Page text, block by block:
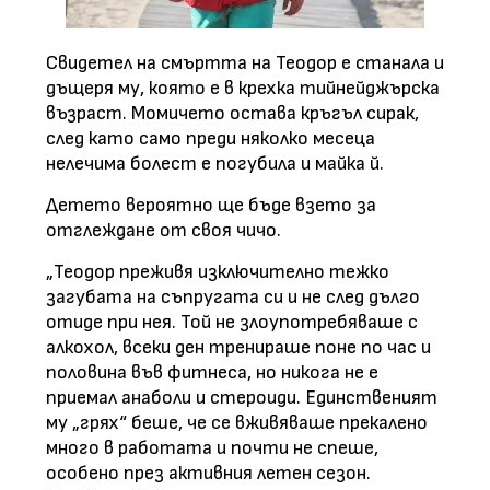
Свидетел на смъртта на Теодор е станала и
дъщеря му, която е в крехка тийнейджърска
възраст. Момичето остава кръгъл сирак,
след като само преди няколко месеца
нелечима болест е погубила и майка й.
Детето вероятно ще бъде взето за
отглеждане от своя чичо.
„Теодор преживя изключително тежко
загубата на съпругата си и не след дълго
отиде при нея. Той не злоупотребяваше с
алкохол, всеки ден тренираше поне по час и
половина във фитнеса, но никога не е
приемал анаболи и стероиди. Единственият
му „грях“ беше, че се вживяваше прекалено
много в работата и почти не спеше,
особено през активния летен сезон.